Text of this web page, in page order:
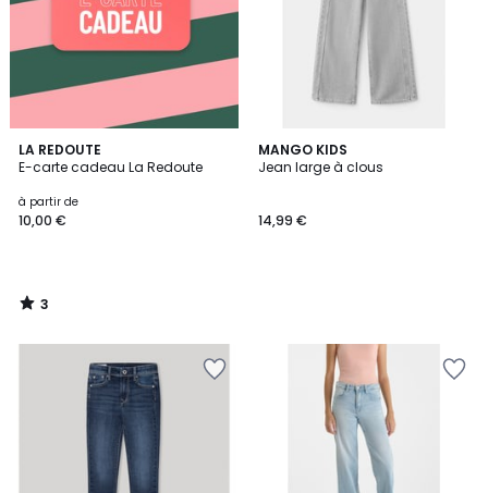
LA REDOUTE
E-carte cadeau La Redoute
à partir de
10,00 €
3
/
3
/
MANGO KIDS
Jean large à clous
14,99 €